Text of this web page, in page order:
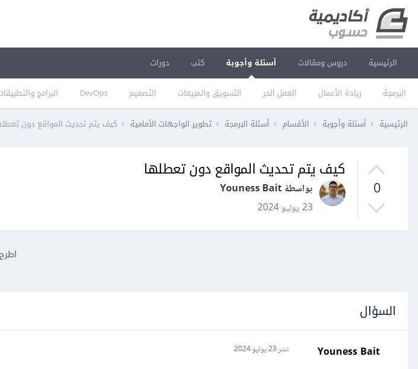
الرئيسية دروس ومقالات أسئلة وأجوبة
البرمجة ريادة الأعمال العمل الحر التسويق والمبيعات التصميم DevOps البرامج
كتب دورات
الرئيسية أسئلة وأجوبة الأقسام أسئلة البرمجة تطوير الواجهات الأمامية كيف يتم تحديث المواقع دون
0
كيف يتم تحديث المواقع دون تعطلها
بواسطة Youness Bait
23 يوليو 2024
السؤال
Youness Bait نشر23 يوليو 2024